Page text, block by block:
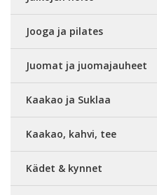
Jooga ja pilates
Juomat ja juomajauheet
Kaakao ja Suklaa
Kaakao, kahvi, tee
Kädet & kynnet